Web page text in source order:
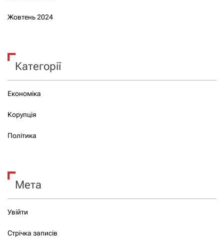
Жовтень 2024
Категорії
Економіка
Корупція
Політика
Мета
Увійти
Стрічка записів